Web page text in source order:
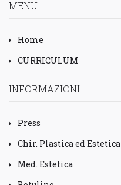
MENU
Home
CURRICULUM
INFORMAZIONI
Press
Chir. Plastica ed Estetica
Med. Estetica